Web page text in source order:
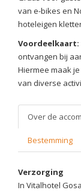
van e-bikes en
hoteleigen
Voordeelkaart:
ontvangen bij
Hiermee maak
van diverse
Over de
Bestemming
Verzorging
In Vitalhotel